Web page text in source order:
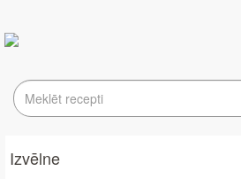
Izvēlne